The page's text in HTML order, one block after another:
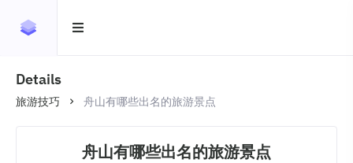
Details
旅游技巧 舟山有哪些出名的旅游景点
舟山有哪些出名的旅游景点